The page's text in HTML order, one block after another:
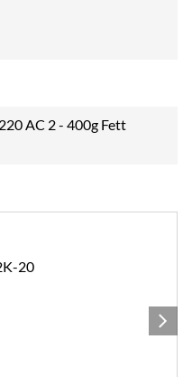
AC 2 - 400g Fett
20